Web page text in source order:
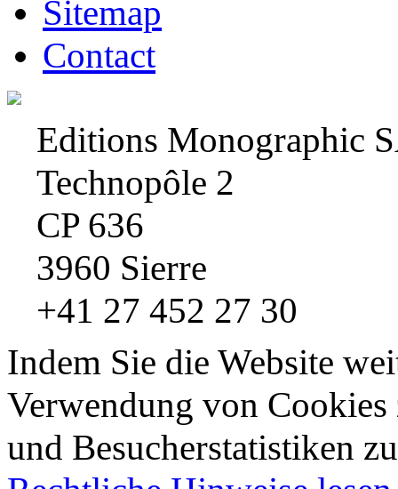
Sitemap
Contact
Editions Monographic
Technopôle 2
CP 636
3960 Sierre
+41 27 452 27 30
Indem Sie die Website
Verwendung von
und Besucherstatistiken